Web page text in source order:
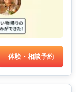
体験・相談予約